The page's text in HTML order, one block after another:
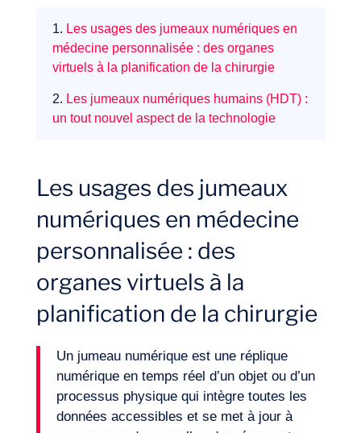
Missions
1. Les usages des jumeaux numériques en
médecine personnalisée : des organes
virtuels à la planification de la chirurgie
2. Les jumeaux numériques humains (HDT) :
un tout nouvel aspect de la technologie
Les usages des jumeaux
numériques en médecine
personnalisée : des
organes virtuels à la
planification de la chirurgie
Un jumeau numérique est une réplique
numérique en temps réel d’un objet ou d’un
processus physique qui intègre toutes les
données accessibles et se met à jour à